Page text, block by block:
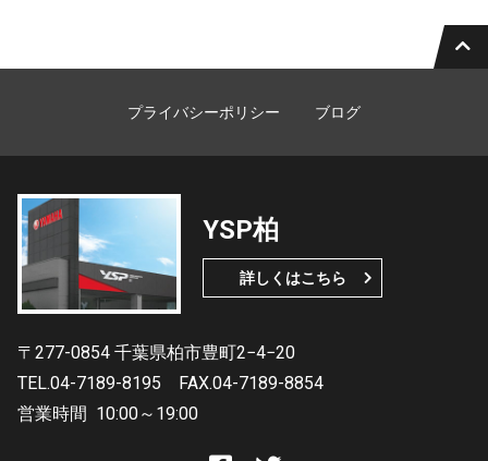
プライバシーポリシー ブログ
YSP柏
詳しくはこちら
〒277-0854 千葉県柏市豊町2−4−20
TEL.04-7189-8195
FAX.04-7189-8854
営業時間 10:00～19:00